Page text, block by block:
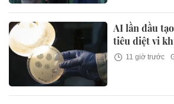
AI lần đầu
tiêu diệt vi
11 giờ trước